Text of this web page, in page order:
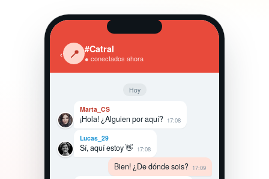
‹ 📍 #Catral
● conectados ahora
Hoy
Marta_CS
¡Hola! ¿Alguien por aquí? 17:08
Lucas_29
Sí, aquí estoy 👋 17:08
Bien! ¿De dónde sois? 17:09